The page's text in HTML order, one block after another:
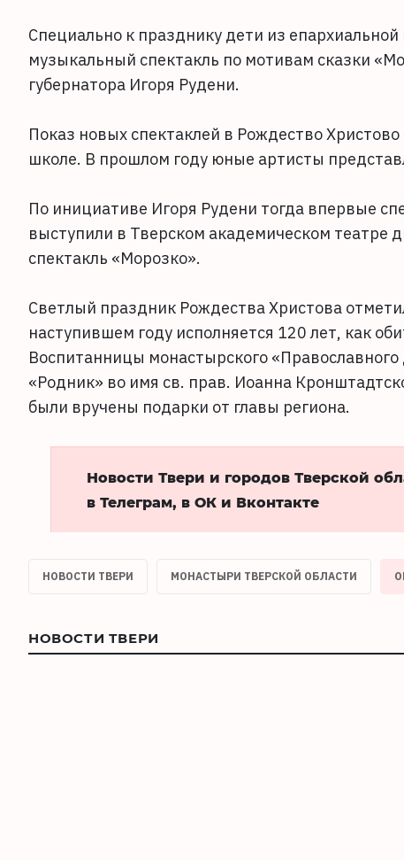
Специально к празднику дети из
музыкальный спектакль по мотивам сказки
губернатора Игоря Рудени.
Показ новых спектаклей в Рождество
школе. В прошлом году юные артисты
По инициативе Игоря Рудени тогда впервые
выступили в Тверском академическом
спектакль «Морозко».
Светлый праздник Рождества Христова
наступившем году исполняется 120 лет, как
Воспитанницы монастырского
«Родник» во имя св. прав. Иоанна
были вручены подарки от главы региона.
Новости Твери и городов Тверской
в Телеграм, в ОК и Вконтакте
НОВОСТИ ТВЕРИ МОНАСТЫРИ ТВЕРСКОЙ ОБЛАСТИ
НОВОСТИ ТВЕРИ